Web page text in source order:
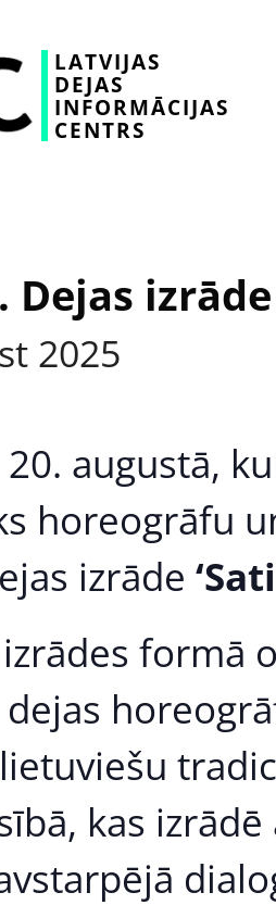
LATVIJAS
DEJAS
INFORMĀCIJAS
CENTRS
Dejas izrāde
2025
augustā,
horeogrāfu
izrāde
izrādes formā
kas